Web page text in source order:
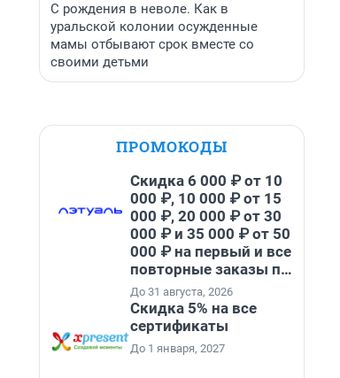
С рождения в неволе. Как в
уральской колонии осужденные
мамы отбывают срок вместе со
своими детьми
ПРОМОКОДЫ
Скидка 6 000 ₽ от 10
000 ₽, 10 000 ₽ от 15
000 ₽, 20 000 ₽ от 30
000 ₽ и 35 000 ₽ от 50
000 ₽ на первый и все
повторные заказы по
промокоду НАБЕРИ
До 31 августа, 2026
Скидка 5% на все
сертификаты
До 1 января, 2027